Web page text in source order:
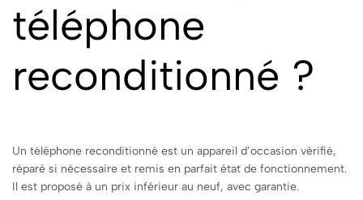
téléphone
reconditionné ?
Un téléphone reconditionné est un appareil d’occasion vérifié,
réparé si nécessaire et remis en parfait état de fonctionnement.
Il est proposé à un prix inférieur au neuf, avec garantie.